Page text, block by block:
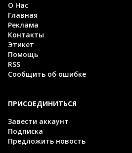
О Нас
Главная
Реклама
Контакты
Этикет
Помощь
RSS
Сообщить об ошибке
ПРИСОЕДИНИТЬСЯ
Завести аккаунт
Подписка
Предложить новость